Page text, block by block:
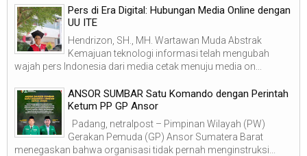
Pers di Era Digital: Hubungan Media Online dengan
UU ITE
Hendrizon, SH., MH. Wartawan Muda Abstrak
Kemajuan teknologi informasi telah mengubah
wajah pers Indonesia dari media cetak menuju media on...
ANSOR SUMBAR Satu Komando dengan Perintah
Ketum PP GP Ansor
Padang, netralpost – Pimpinan Wilayah (PW)
Gerakan Pemuda (GP) Ansor Sumatera Barat
menegaskan bahwa organisasi tidak pernah menginstruksi...